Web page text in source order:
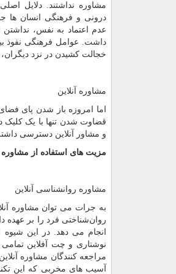
مشاوره نداشتند. دلایل
درونی و فرهنگی انسان
عدم اعتماد به نفس، نداشتن
داشت. عوامل فرهنگی نفوذ
خجالت کشیدن در نزد
مشاوره آنلاین
اما امروزه باز شدن پای
قضاوت شدن تنها با یک کلیک
و مشاور آنلاین دسترسی
مزیت های استفاده از مشاوره
مشاوره روانشناسی آنلاین
به جرات می توان مشاوره
روان‌شناختی فرد را بر عهده
انجام می دهد. در این
نوشتاری و چت آفلاین
مراجعه کنندگان مشاوره
آسیب های مخربی که این